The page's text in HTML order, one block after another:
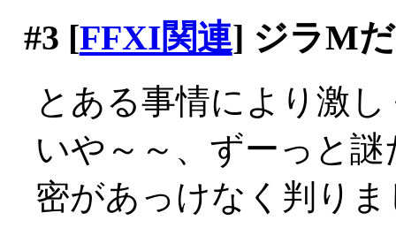
#3 [FFXI関連] ジラM
とある事情により激
いや～～、ずーっと
密があっけなく判り